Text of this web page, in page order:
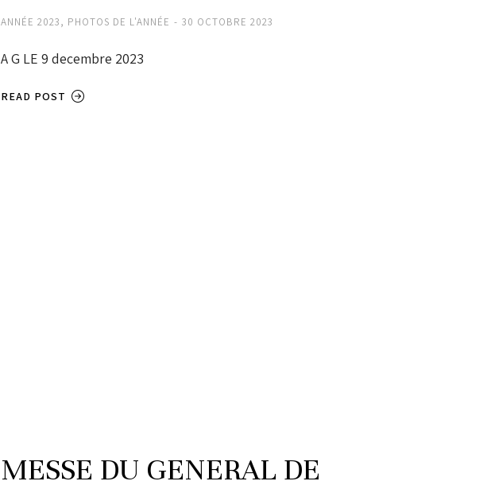
ANNÉE 2023, PHOTOS DE L'ANNÉE 30 OCTOBRE 2023
A G LE 9 decembre 2023
READ POST
MESSE DU GENERAL DE